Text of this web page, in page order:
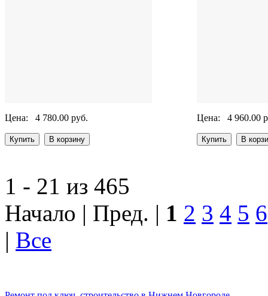
Цена: 4 780.00 руб. Цена: 4 960.00
1 - 21 из 465
Начало | Пред. | 1 2 3 4 5 6
| Все